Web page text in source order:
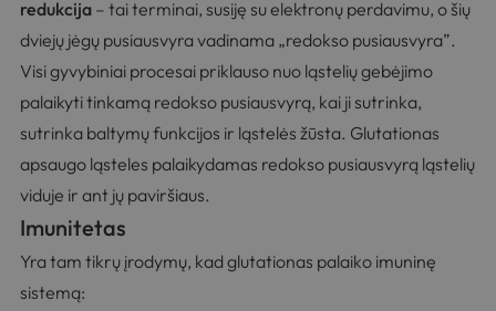
redukcija– tai terminai, susiję su elektronų perdavimu, o šių
dviejų jėgų pusiausvyra vadinama „redokso pusiausvyra”.
Visi gyvybiniai procesai priklauso nuo ląstelių gebėjimo
palaikyti tinkamą redokso pusiausvyrą, kai ji sutrinka,
sutrinka baltymų funkcijos ir ląstelės žūsta. Glutationas
apsaugo ląsteles palaikydamas redokso pusiausvyrą ląstelių
viduje ir ant jų paviršiaus.
Imunitetas
Yra tam tikrų įrodymų, kad glutationas palaiko imuninę
sistemą: